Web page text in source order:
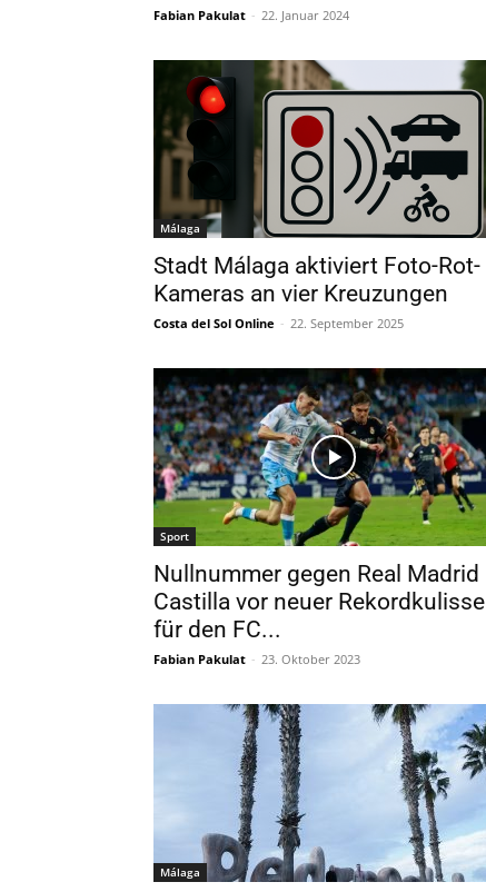
Fabian Pakulat - 22. Januar 2024
Málaga
Stadt Málaga aktiviert Foto-Rot-
Kameras an vier Kreuzungen
Costa del Sol Online - 22. September 2025
Sport
Nullnummer gegen Real Madrid
Castilla vor neuer Rekordkulisse
für den FC...
Fabian Pakulat - 23. Oktober 2023
Málaga